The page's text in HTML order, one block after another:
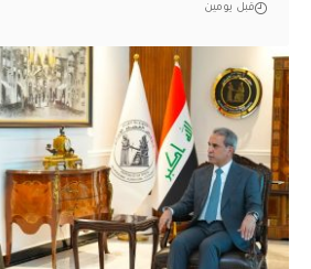
قبل يومين